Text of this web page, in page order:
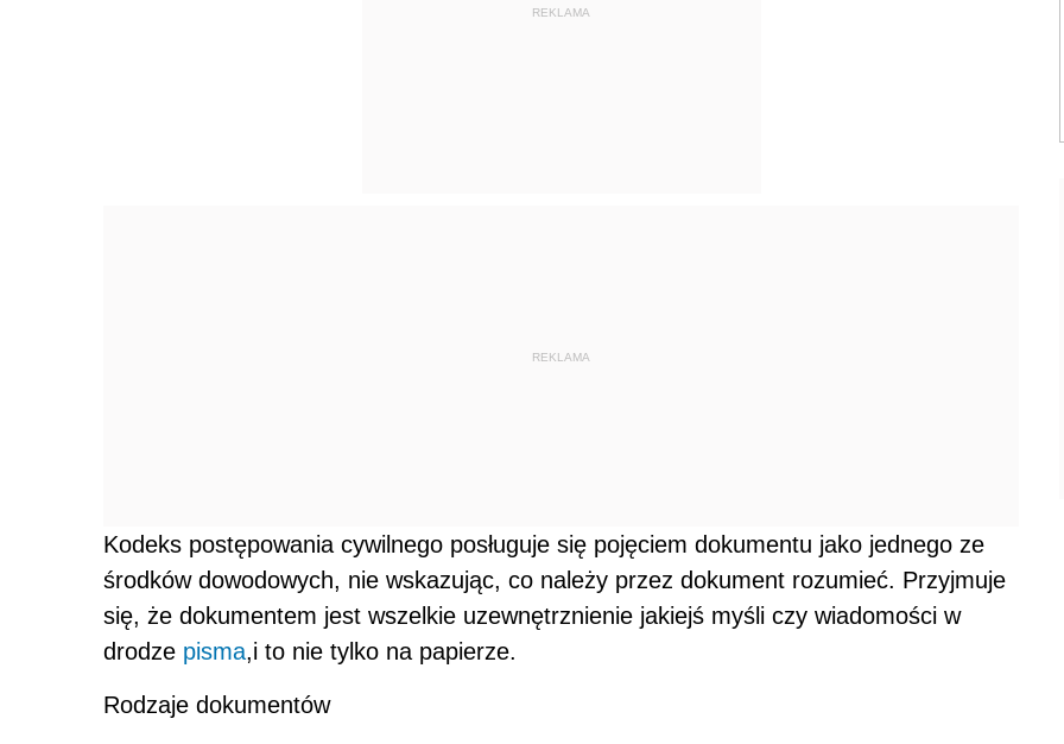
REKLAMA
REKLAMA
Kodeks postępowania cywilnego posługuje się pojęciem dokumentu jako jednego ze
środków dowodowych, nie wskazując, co należy przez dokument rozumieć. Przyjmuje
się, że dokumentem jest wszelkie uzewnętrznienie jakiejś myśli czy wiadomości w
drodze pisma,i to nie tylko na papierze.
Rodzaje dokumentów